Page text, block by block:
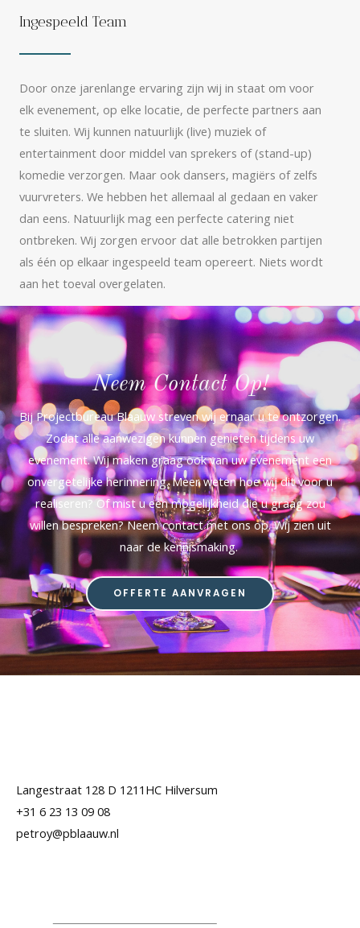
Ingespeeld Team
Door onze jarenlange ervaring zijn wij in staat om voor
elk evenement, op elke locatie, de perfecte partners aan
te sluiten. Wij kunnen natuurlijk (live) muziek of
entertainment door middel van sprekers of (stand-up)
komedie verzorgen. Maar ook dansers, magiërs of zelfs
vuurvreters. We hebben het allemaal al gedaan en vaker
dan eens. Natuurlijk mag een perfecte catering niet
ontbreken. Wij zorgen ervoor dat alle betrokken partijen
als één op elkaar ingespeeld team opereert. Niets wordt
aan het toeval overgelaten.
Neem Contact Op!
Bij Projectbureau Blaauw streven wij ernaar u te ontzorgen.
Zodat alle aanwezigen kunnen genieten tijdens uw
evenement. Wij maken graag ook van uw evenement een
onvergetelijke herinnering. Meer weten hoe wij dit voor u
realiseren? Of mist u een mogelijkheid die u graag zou
willen bespreken? Neem contact met ons op. Wij zien uit
naar de kennismaking.
OFFERTE AANVRAGEN
Langestraat 128 D 1211HC Hilversum
+31 6 23 13 09 08
petroy@pblaauw.nl